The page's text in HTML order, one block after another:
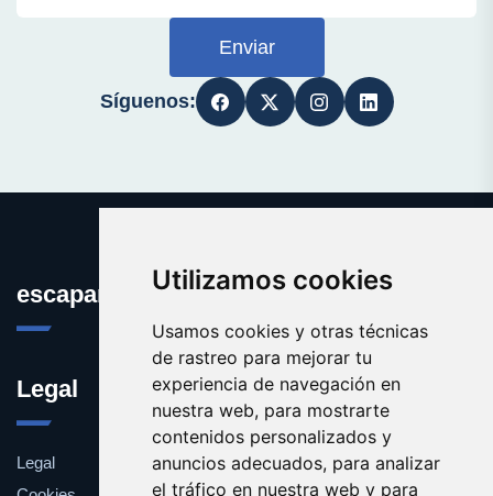
Utilizamos cookies
Usamos cookies y otras técnicas
de rastreo para mejorar tu
experiencia de navegación en
nuestra web, para mostrarte
contenidos personalizados y
anuncios adecuados, para analizar
el tráfico en nuestra web y para
Enviar
Síguenos:
escaparatedeideas.com
Legal
Legal